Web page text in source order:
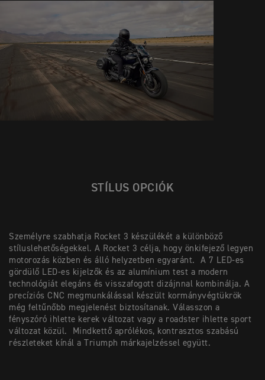
STÍLUS OPCIÓK
Személyre szabhatja Rocket 3 készülékét a különböző
stíluslehetőségekkel. A Rocket 3 célja, hogy önkifejező legyen
motorozás közben és álló helyzetben egyaránt. A 7 LED-es
gördülő LED-es kijelzők és az alumínium test a modern
technológiát elegáns és visszafogott dizájnnal kombinálja. A
precíziós CNC megmunkálással készült kormányvégtükrök
még feltűnőbb megjelenést biztosítanak. Válasszon a
fényszóró ihlette kerek változat vagy a roadster ihlette sport
változat közül. Mindkettő aprólékos, kontrasztos szabású
részleteket kínál a Triumph márkajelzéssel együtt.